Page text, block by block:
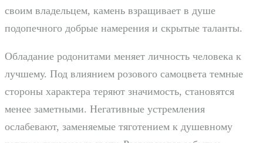
своим владельцем, камень взращивает в душе
подопечного добрые намерения и скрытые таланты.
Обладание родонитами меняет личность человека к
лучшему. Под влиянием розового самоцвета темные
стороны характера теряют значимость, становятся
менее заметными. Негативные устремления
ослабевают, заменяемые тяготением к душевному